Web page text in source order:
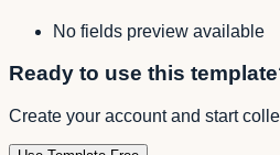
No fields preview available
Ready to use this
Create your account and start